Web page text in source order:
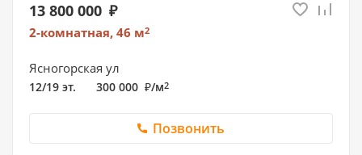
13 800 000
2-комнатная, 46 м2
Ясногорская ул
12/19 эт. 300 000 /м2
Позвонить